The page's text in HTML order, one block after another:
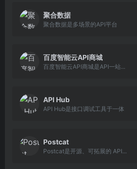
聚合数据
聚合数据是多场景的API平台
百度智能云API商城
百度智能云API商城是API一站...
API Hub
API Hub是接口调试工具于一体
Postcat
Postcat是开源、可拓展的 API...